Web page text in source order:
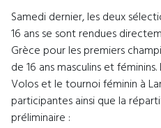
Samedi dernier, les deux
16 ans se sont rendues
Grèce pour les premiers
de 16 ans masculins et
Volos et le tournoi féminin à
participantes ainsi que la
préliminaire :